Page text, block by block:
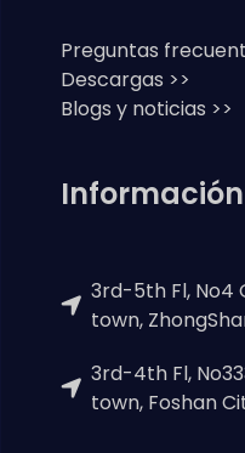
Preguntas
Descargas >>
Blogs y noticias >>
3rd-5th Fl, No4
town,
3rd-4th Fl,
town, Foshan